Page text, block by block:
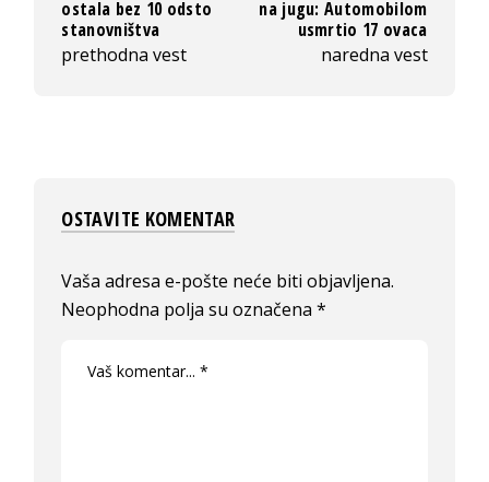
ostala bez 10 odsto
stanovništva
prethodna vest
na jugu: Automobilom
usmrtio 17 ovaca
naredna vest
OSTAVITE KOMENTAR
Vaša adresa e-pošte neće biti objavljena.
Neophodna polja su označena*